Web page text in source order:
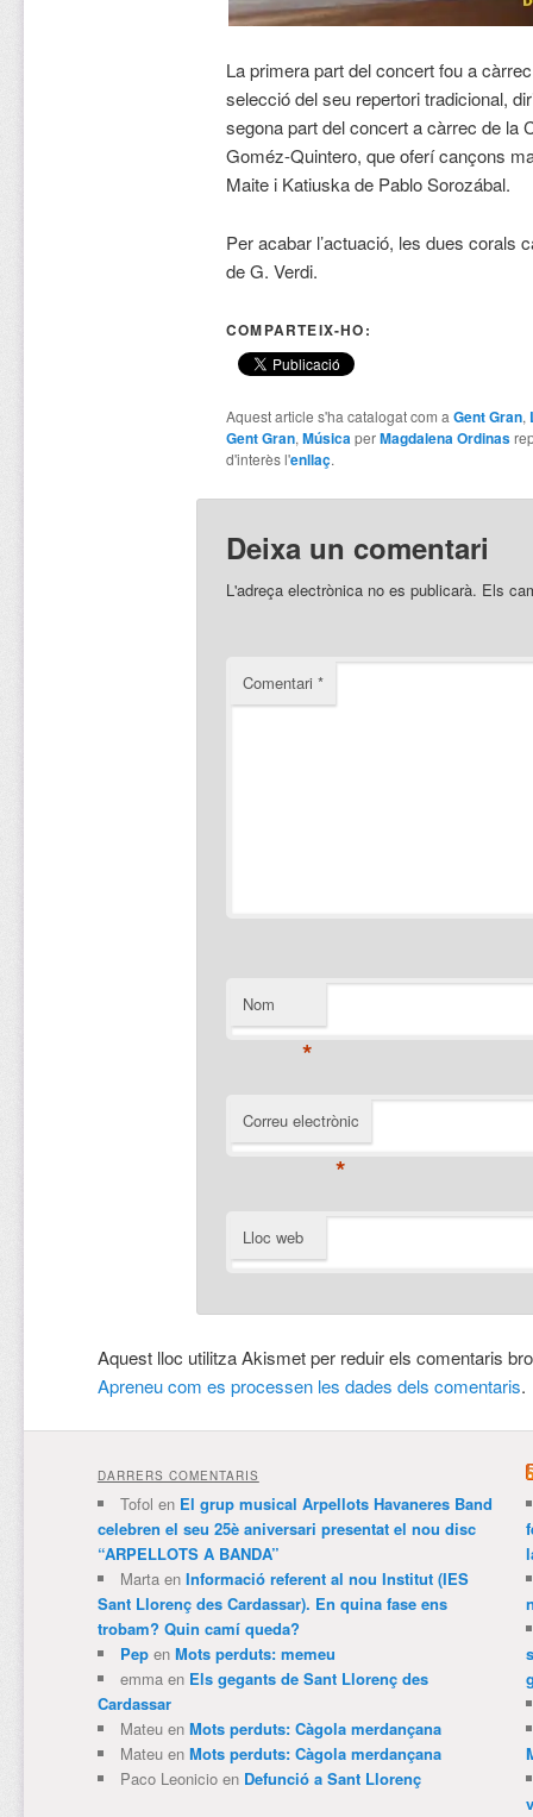
La primera part del concert fou a
selecció del seu repertori tradicional,
segona part del concert a càrrec de la
Goméz-Quintero, que oferí cançons
Maite i Katiuska de Pablo Sorozábal.
Per acabar l’actuació, les dues corals
de G. Verdi.
COMPARTEIX-HO:
Aquest article s'ha catalogat com a Gent Gran,
Gent Gran, MúsicaperMagdalena Ordinas
d'interès l'enllaç.
Deixa un comentari
L'adreça electrònica no es publicarà. Els
Comentari *
Nom
*
Correu electrònic
*
Lloc web
Aquest lloc utilitza Akismet per reduir els comentaris
Apreneu com es processen les dades dels comentaris.
DARRERS COMENTARIS
Tofol en El grup musical Arpellots Havaneres Band
celebren el seu 25è aniversari presentat el nou disc
“ARPELLOTS A BANDA”
Martaen Informació referent al nou Institut (IES
Sant Llorenç des Cardassar). En quina fase ens
trobam? Quin camí queda?
Pepen Mots perduts: memeu
emmaen Els gegants de Sant Llorenç des
Cardassar
Mateuen Mots perduts: Càgola merdançana
Mateuen Mots perduts: Càgola merdançana
Paco Leonicioen Defunció a Sant Llorenç